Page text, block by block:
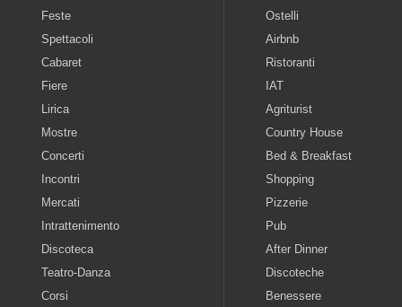
Feste
Spettacoli
Cabaret
Fiere
Lirica
Mostre
Concerti
Incontri
Mercati
Intrattenimento
Discoteca
Teatro-Danza
Corsi
Ostelli
Airbnb
Ristoranti
IAT
Agriturist
Country House
Bed & Breakfast
Shopping
Pizzerie
Pub
After Dinner
Discoteche
Benessere